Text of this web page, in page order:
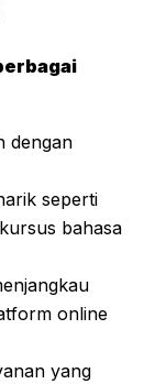
dengan
seperti
bahasa
online
yang